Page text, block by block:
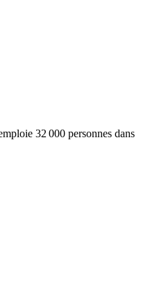
32 000 personnes dans